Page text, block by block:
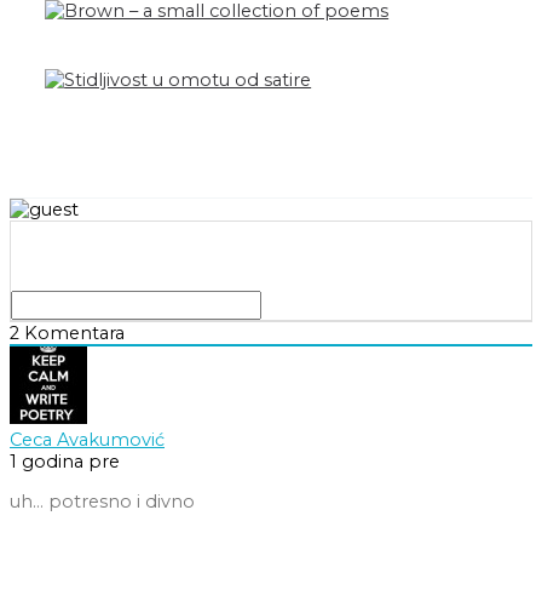
2 Komentara
Ceca Avakumović
1 godina pre
uh… potresno i divno